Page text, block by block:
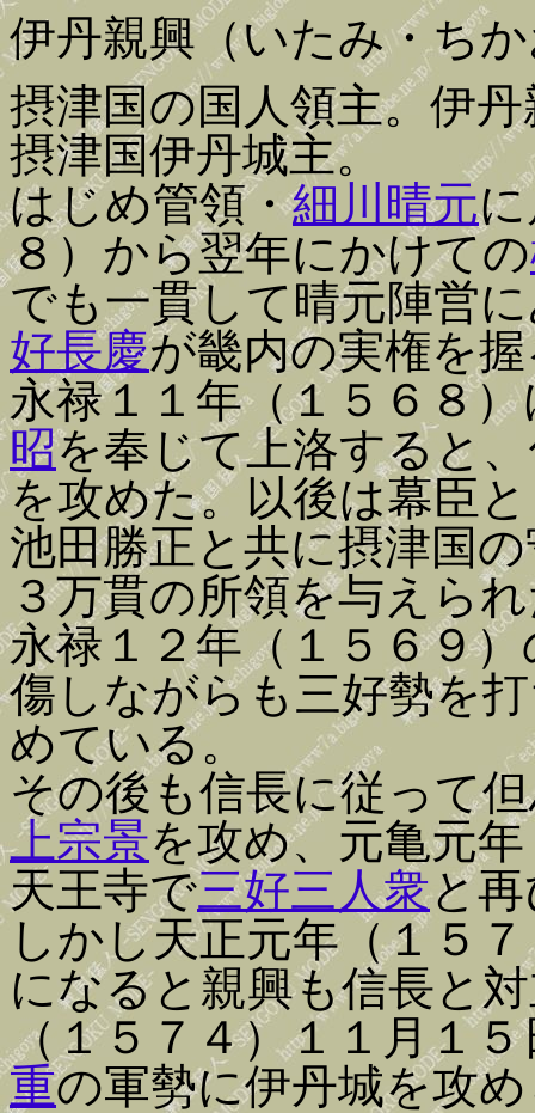
伊丹親興（いたみ・ち
摂津国の国人領主。伊
摂津国伊丹城主。
はじめ管領・細川晴元
８）から翌年にかけての
でも一貫して晴元陣営
好長慶が畿内の実権を
永禄１１年（１５６８
昭を奉じて上洛すると
を攻めた。以後は幕臣
池田勝正と共に摂津国
３万貫の所領を与えら
永禄１２年（１５６９
傷しながらも三好勢を
めている。
その後も信長に従って
上宗景を攻め、元亀元
天王寺で三好三人衆と
しかし天正元年（１５
になると親興も信長と
（１５７４）１１月１
重の軍勢に伊丹城を攻